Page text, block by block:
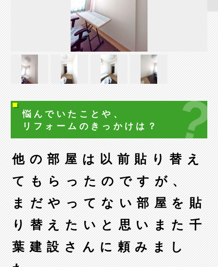
悩んでいたことや、
リフォームの きっかけは？
他の部屋は以前貼り替え
てもらったのですが、
まだやってない部屋を貼
り替えたいと思いまた千
葉建設さんに頼みまし